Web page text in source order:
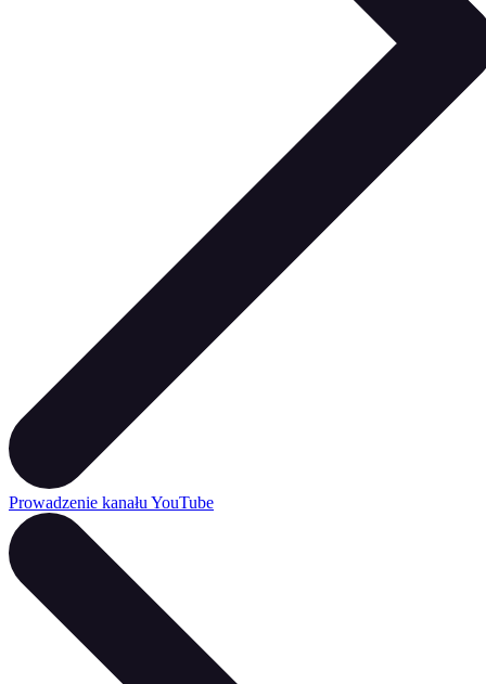
Prowadzenie kanału YouTube